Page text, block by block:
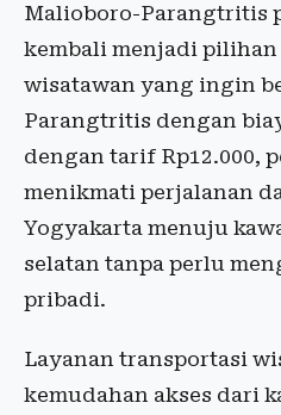
Malioboro-Parangtritis
kembali menjadi
wisatawan yang ingin
Parangtritis dengan
dengan tarif Rp12.000,
menikmati perjalanan
Yogyakarta menuju
selatan tanpa perlu
pribadi.
Layanan transportasi
kemudahan akses dari